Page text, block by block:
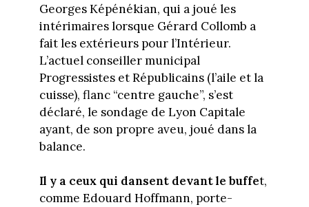
Georges Képénékian, qui a joué les
intérimaires lorsque Gérard Collomb a
fait les extérieurs pour l’Intérieur.
L’actuel conseiller municipal
Progressistes et Républicains (l’aile et la
cuisse), flanc “centre gauche”, s’est
déclaré, le sondage de Lyon Capitale
ayant, de son propre aveu, joué dans la
balance.
Il y a ceux qui dansent devant le buffet,
comme Edouard Hoffmann, porte-